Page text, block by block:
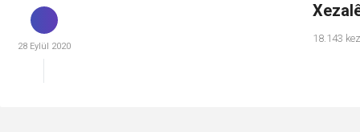
18.143
28 Eylül 2020